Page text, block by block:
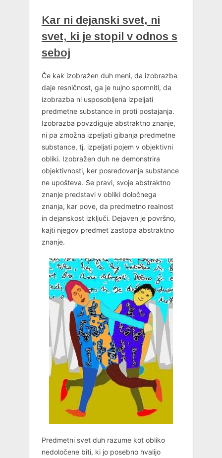
Kar ni dejanski svet, ni
svet, ki je stopil v odnos s
seboj
Če kak izobražen duh meni, da izobrazba
daje resničnost, ga je nujno spomniti, da
izobrazba ni usposobljena izpeljati
predmetne substance in proti postajanja.
Izobrazba povzdiguje abstraktno znanje,
ni pa zmožna izpeljati gibanja predmetne
substance, tj. izpeljati pojem v objektivni
obliki. Izobražen duh ne demonstrira
objektivnosti, ker posredovanja substance
ne upošteva. Se pravi, svoje abstraktno
znanje predstavi v obliki določnega
znanja, kar pove, da predmetno realnost
in dejanskost izključi. Dejaven je površno,
kajti njegov predmet zastopa abstraktno
znanje.
Predmetni svet duh razume kot obliko
nedoločene biti, ki jo posebno hvalijo